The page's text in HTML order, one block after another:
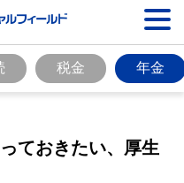
税金 年金
ておきたい、厚生